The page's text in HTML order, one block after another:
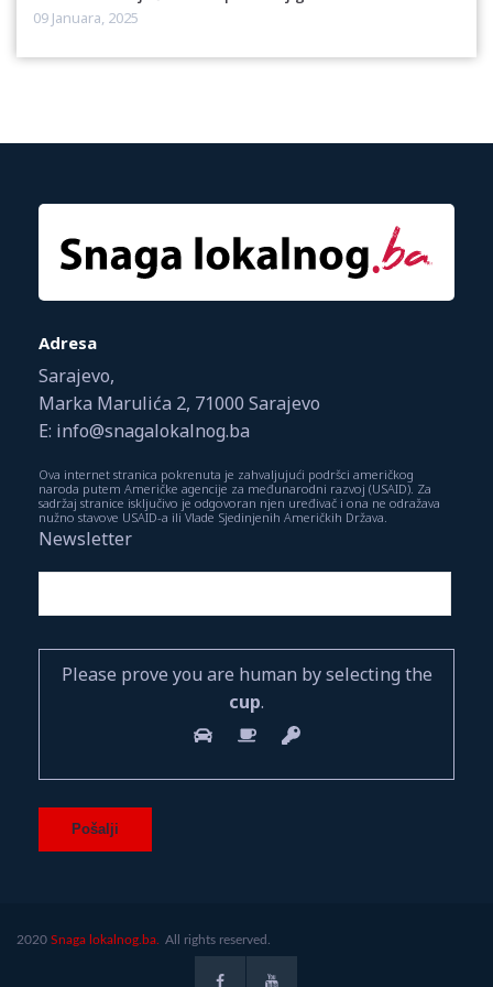
09 Januara, 2025
Adresa
Sarajevo,
Marka Marulića 2, 71000 Sarajevo
E: info@snagalokalnog.ba
Ova internet stranica pokrenuta je zahvaljujući podršci američkog
naroda putem Američke agencije za međunarodni razvoj (USAID). Za
sadržaj stranice isključivo je odgovoran njen uređivač i ona ne odražava
nužno stavove USAID-a ili Vlade Sjedinjenih Američkih Država.
Newsletter
Please prove you are human by selecting the
cup.
2020 Snaga lokalnog.ba. All rights reserved.